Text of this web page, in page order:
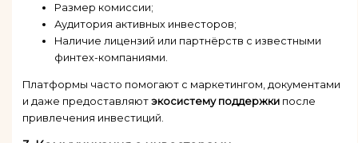
Размер комиссии;
Аудитория активных инвесторов;
Наличие лицензий или партнёрств с известными
финтех-компаниями.
Платформы часто помогают с маркетингом, документами
и даже предоставляют экосистему поддержкипосле
привлечения инвестиций.